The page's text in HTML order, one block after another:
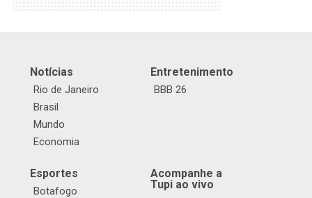
Notícias
Rio de Janeiro
Brasil
Mundo
Economia
Entretenimento
BBB 26
Esportes
Botafogo
Acompanhe a
Tupi ao vivo